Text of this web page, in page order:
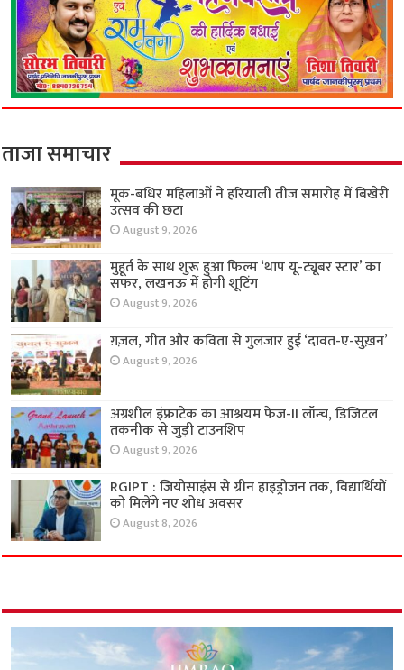
ताजा समाचार
मूक-बधिर महिलाओं ने हरियाली तीज समारोह में बिखेरी
उत्सव की छटा
August 9, 2026
मुहूर्त के साथ शुरू हुआ फिल्म ‘थाप यू-ट्यूबर स्टार’ का
सफर, लखनऊ में होगी शूटिंग
August 9, 2026
ग़ज़ल, गीत और कविता से गुलजार हुई ‘दावत-ए-सुख़न’
August 9, 2026
अग्रशील इंफ्राटेक का आश्रयम फेज-II लॉन्च, डिजिटल
तकनीक से जुड़ी टाउनशिप
August 9, 2026
RGIPT : जियोसाइंस से ग्रीन हाइड्रोजन तक, विद्यार्थियों
को मिलेंगे नए शोध अवसर
August 8, 2026